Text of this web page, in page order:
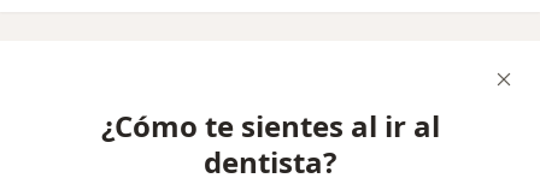
¿Cómo te sientes al ir al
dentista?